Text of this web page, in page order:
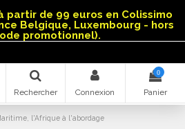
partir de 99 euros en Colissimo
Belgique, Luxembourg - hors
promotionnel).
Rechercher Connexion
0
Panier
l'Afrique à l'abordage